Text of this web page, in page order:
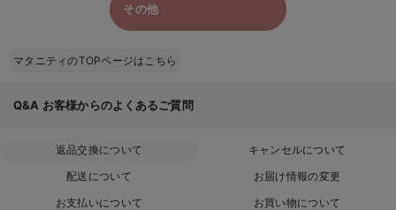
その他
マタニティのTOPページはこちら
Q&A お客様からのよくあるご質問
返品交換について
キャンセルについて
配送について
お届け情報の変更
お支払いについて
お買い物について